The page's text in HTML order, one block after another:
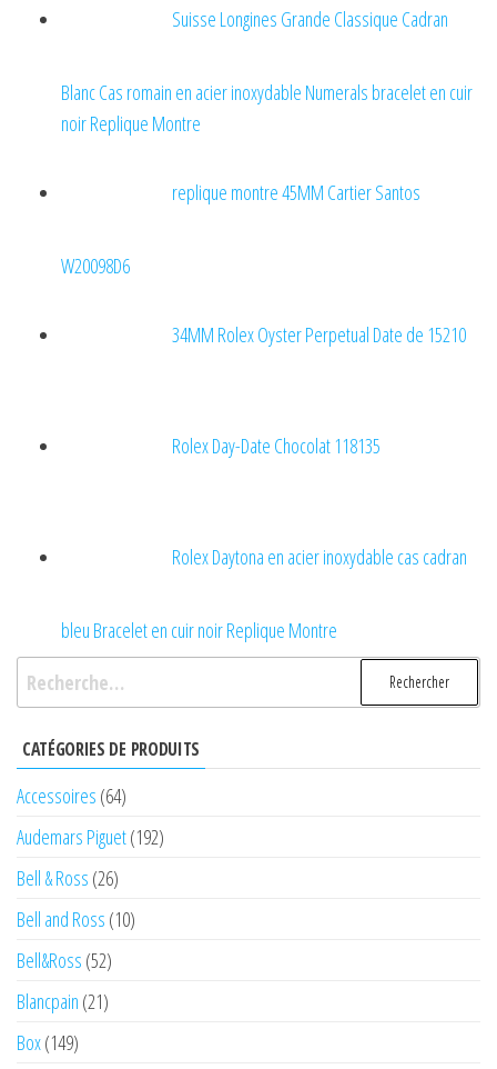
Suisse Longines Grande Classique Cadran
Blanc Cas romain en acier inoxydable Numerals bracelet en cuir
noir Replique Montre
replique montre 45MM Cartier Santos
W20098D6
34MM Rolex Oyster Perpetual Date de 15210
Rolex Day-Date Chocolat 118135
Rolex Daytona en acier inoxydable cas cadran
bleu Bracelet en cuir noir Replique Montre
Rechercher :
CATÉGORIES DE PRODUITS
Accessoires (64)
Audemars Piguet(192)
Bell & Ross (26)
Bell and Ross (10)
Bell&Ross (52)
Blancpain (21)
Box(149)